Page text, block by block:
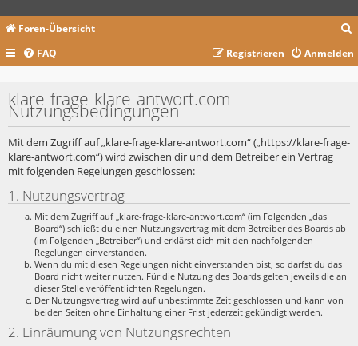
Foren-Übersicht
c
FAQ Anmelden
Registrieren
klare-frage-klare-antwort.com -
Nutzungsbedingungen
Mit dem Zugriff auf „klare-frage-klare-antwort.com“ („https://klare-frage-
klare-antwort.com“) wird zwischen dir und dem Betreiber ein Vertrag
mit folgenden Regelungen geschlossen:
1. Nutzungsvertrag
Mit dem Zugriff auf „klare-frage-klare-antwort.com“ (im Folgenden „das
Board“) schließt du einen Nutzungsvertrag mit dem Betreiber des Boards ab
(im Folgenden „Betreiber“) und erklärst dich mit den nachfolgenden
Regelungen einverstanden.
Wenn du mit diesen Regelungen nicht einverstanden bist, so darfst du das
Board nicht weiter nutzen. Für die Nutzung des Boards gelten jeweils die an
dieser Stelle veröffentlichten Regelungen.
Der Nutzungsvertrag wird auf unbestimmte Zeit geschlossen und kann von
beiden Seiten ohne Einhaltung einer Frist jederzeit gekündigt werden.
2. Einräumung von Nutzungsrechten